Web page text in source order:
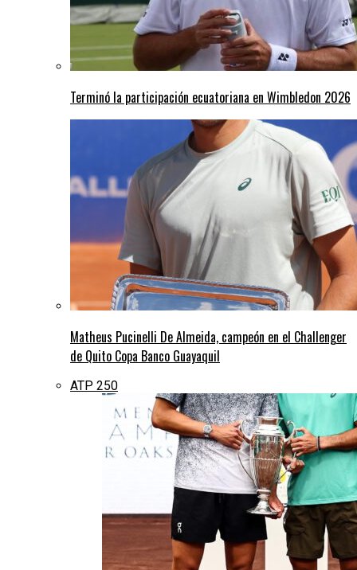
Terminó la participación ecuatoriana en Wimbledon 2026
Matheus Pucinelli De Almeida, campeón en el Challenger
de Quito Copa Banco Guayaquil
ATP 250